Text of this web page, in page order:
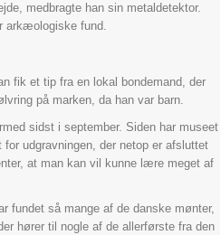
medbragte han sin metaldetektor.
arkæologiske fund.
fik et tip fra en lokal bondemand, der
på marken, da han var barn.
sidst i september. Siden har museet
udgravningen, der netop er afsluttet
at man kan vil kunne lære meget af
fundet så mange af de danske mønter,
hører til nogle af de allerførste fra den